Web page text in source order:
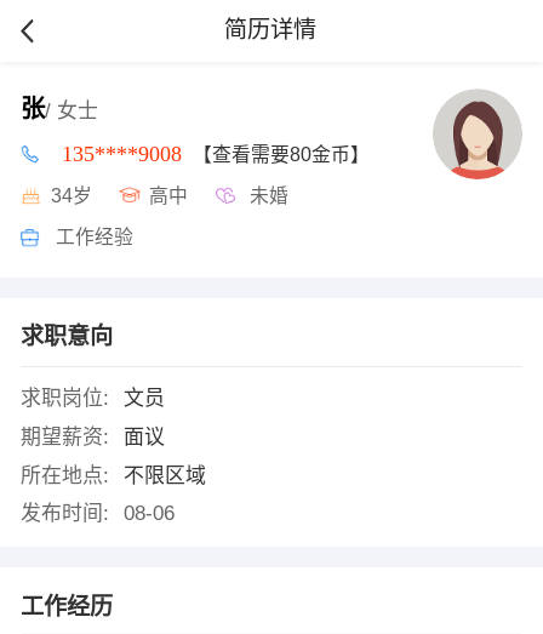
简历详情
张/ 女士
135****9008 【查看需要80金币】
34岁 高中 未婚
工作经验
求职意向
求职岗位:
文员
期望薪资:
面议
所在地点:
不限区域
发布时间:
08-06
工作经历